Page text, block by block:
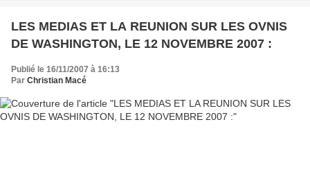
LES MEDIAS ET LA REUNION SUR LES OVNIS
DE WASHINGTON, LE 12 NOVEMBRE 2007 :
Publié le 16/11/2007 à 16:13
Par Christian Macé